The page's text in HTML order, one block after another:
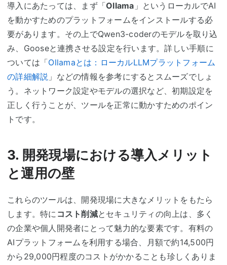
導入にあたっては、まず「Ollama 」というローカルでAI
を動かすためのプラットフォームをインストールする必
要があります。その上でQwen3-coderのモデルを取り込
み、Gooseと連携させる設定を行います。詳しい手順に
ついては「Ollamaとは：ローカルLLMプラットフォーム
の詳細解説 」などの情報を参考にするとスムーズでしょ
う。ネットワーク設定やモデルの選択など、初期設定を
正しく行うことが、ツールを正常に動かすためのポイン
トです。
3. 開発現場における導入メリット
と運用の壁
これらのツールは、開発現場に大きなメリットをもたら
します。特に コスト削減とセキュリティの向上は、多く
の企業や個人開発者にとって魅力的な要素です。有料の
AIプラットフォームを利用する場合、月額で約14,500円
から29,000円程度のコストがかかることも珍しくありま